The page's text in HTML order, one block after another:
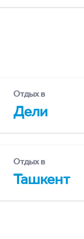
Отдых в
Дели
Отдых в
Ташкент